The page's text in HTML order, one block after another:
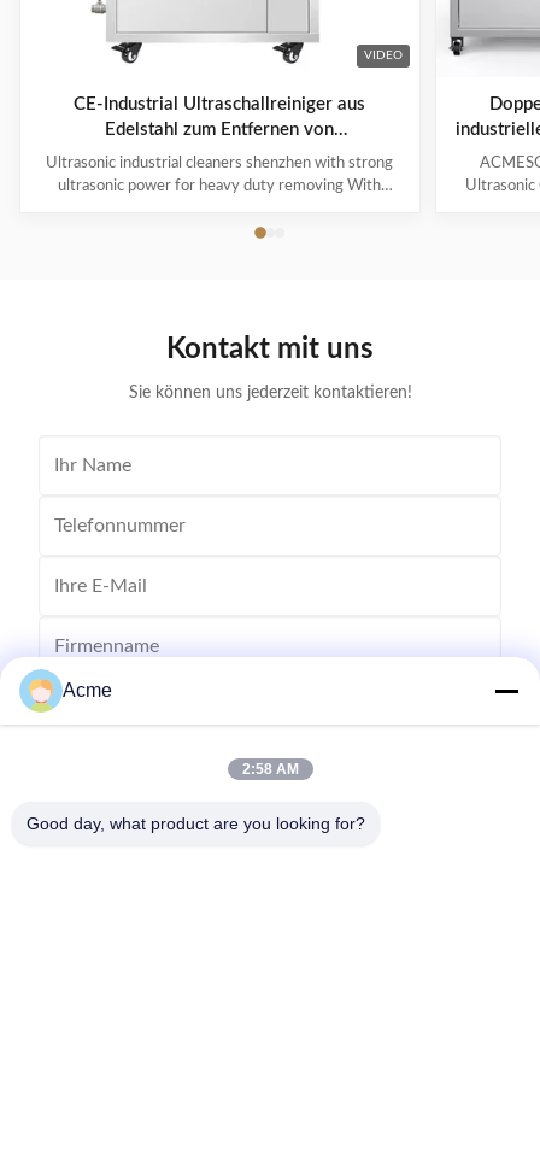
VIDEO
CE-Industrial Ultraschallreiniger aus
Edelstahl zum Entfernen von
Schwerlaststoffen
Ultrasonic industrial cleaners shenzhen with strong
ultrasonic power for heavy duty removing With
widely used in engine block, engine parts cleaning,
ultrasonic cleaning of engine parts,
Ultrasonic
Kontakt mit uns
Sie können uns jederzeit kontaktieren!
Acme
2:58 AM
Good day, what product are you looking for?